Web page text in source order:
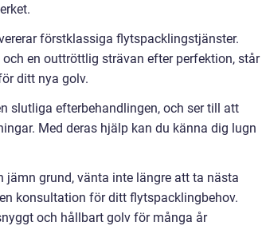
förstklassiga flytspacklingstjänster.
en outtröttlig strävan efter perfektion, står
ditt nya golv.
slutliga efterbehandlingen, och ser till att
Med deras hjälp kan du känna dig lugn
grund, vänta inte längre att ta nästa
konsultation för ditt flytspacklingbehov.
och hållbart golv för många år